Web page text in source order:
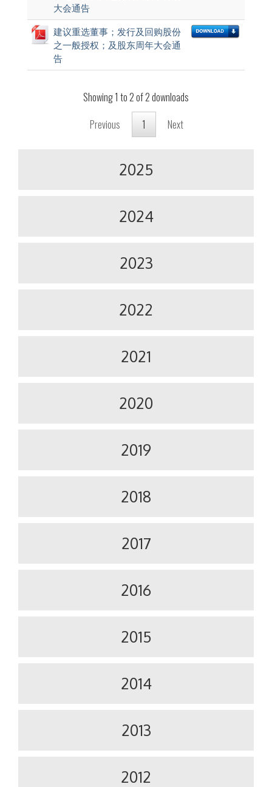
大会通告
建议重选董事；发行及回购股份
之一般授权；及股东周年大会通
告
Showing 1 to 2 of 2 downloads
Previous
1 Next
2025
2024
2023
2022
2021
2020
2019
2018
2017
2016
2015
2014
2013
2012